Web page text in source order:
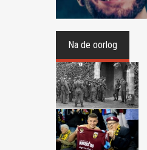
Na de oorlog